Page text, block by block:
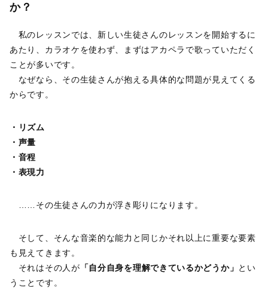
か？
私のレッスンでは、新しい生徒さんのレッスンを開始するに
あたり、カラオケを使わず、まずはアカペラで歌っていただく
ことが多いです。
なぜなら、その生徒さんが抱える具体的な問題が見えてくる
からです。
・リズム
・声量
・音程
・表現力
……その生徒さんの力が浮き彫りになります。
そして、そんな音楽的な能力と同じかそれ以上に重要な要素
も見えてきます。
それはその人が 「自分自身を理解できているかどうか」 とい
うことです。